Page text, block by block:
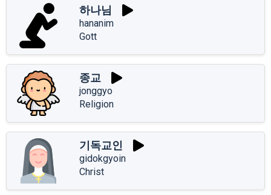
하나님
hananim
Gott
종교
jonggyo
Religion
기독교인
gidokgyoin
Christ